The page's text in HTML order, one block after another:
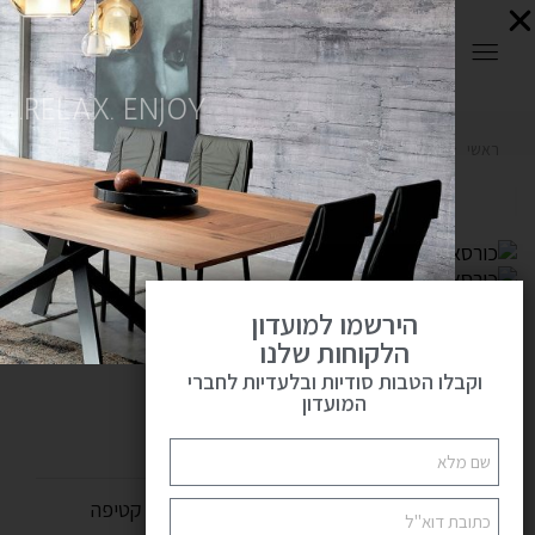
כורסאות מעוצבות כורסא דגם CLEAN
כורסא דגם CLEAN
₪2,067
כורסא מרשימה, קלילה ומודרנית. מגיעה בבדי קטיפה
RELAX. ENJOY.
הירשמו למועדון
הלקוחות שלנו
וקבלו הטבות סודיות ובלעדיות לחברי
המועדון